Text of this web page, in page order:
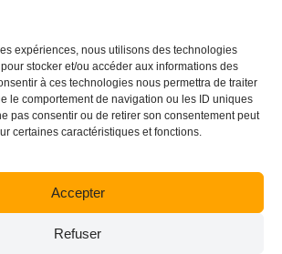
expériences, nous utilisons des technologies
stocker et/ou accéder aux informations des
à ces technologies nous permettra de traiter
le comportement de navigation ou les ID uniques
pas consentir ou de retirer son consentement peut
certaines caractéristiques et fonctions.
Accepter
Refuser
Blagapro. Tous droits réservés. Textiles
personnalisés à Orléans